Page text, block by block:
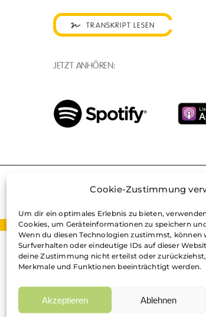
Cookie-Zustimmung
Um dir ein optimales Erlebnis zu bieten,
Cookies, um Geräteinformationen zu speichern
Wenn du diesen Technologien zustimmst, können
Surfverhalten oder eindeutige IDs auf dieser
deine Zustimmung nicht erteilst oder
Merkmale und Funktionen beeinträchtigt werden.
Akzeptieren Ablehnen
TRANSKRIPT LESEN
JETZT ANHÖREN: